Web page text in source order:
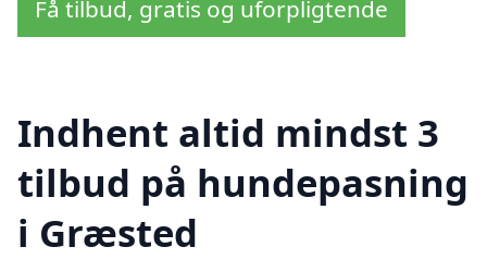
Få tilbud, gratis og uforpligtende
Indhent altid mindst 3
tilbud på hundepasning
i Græsted